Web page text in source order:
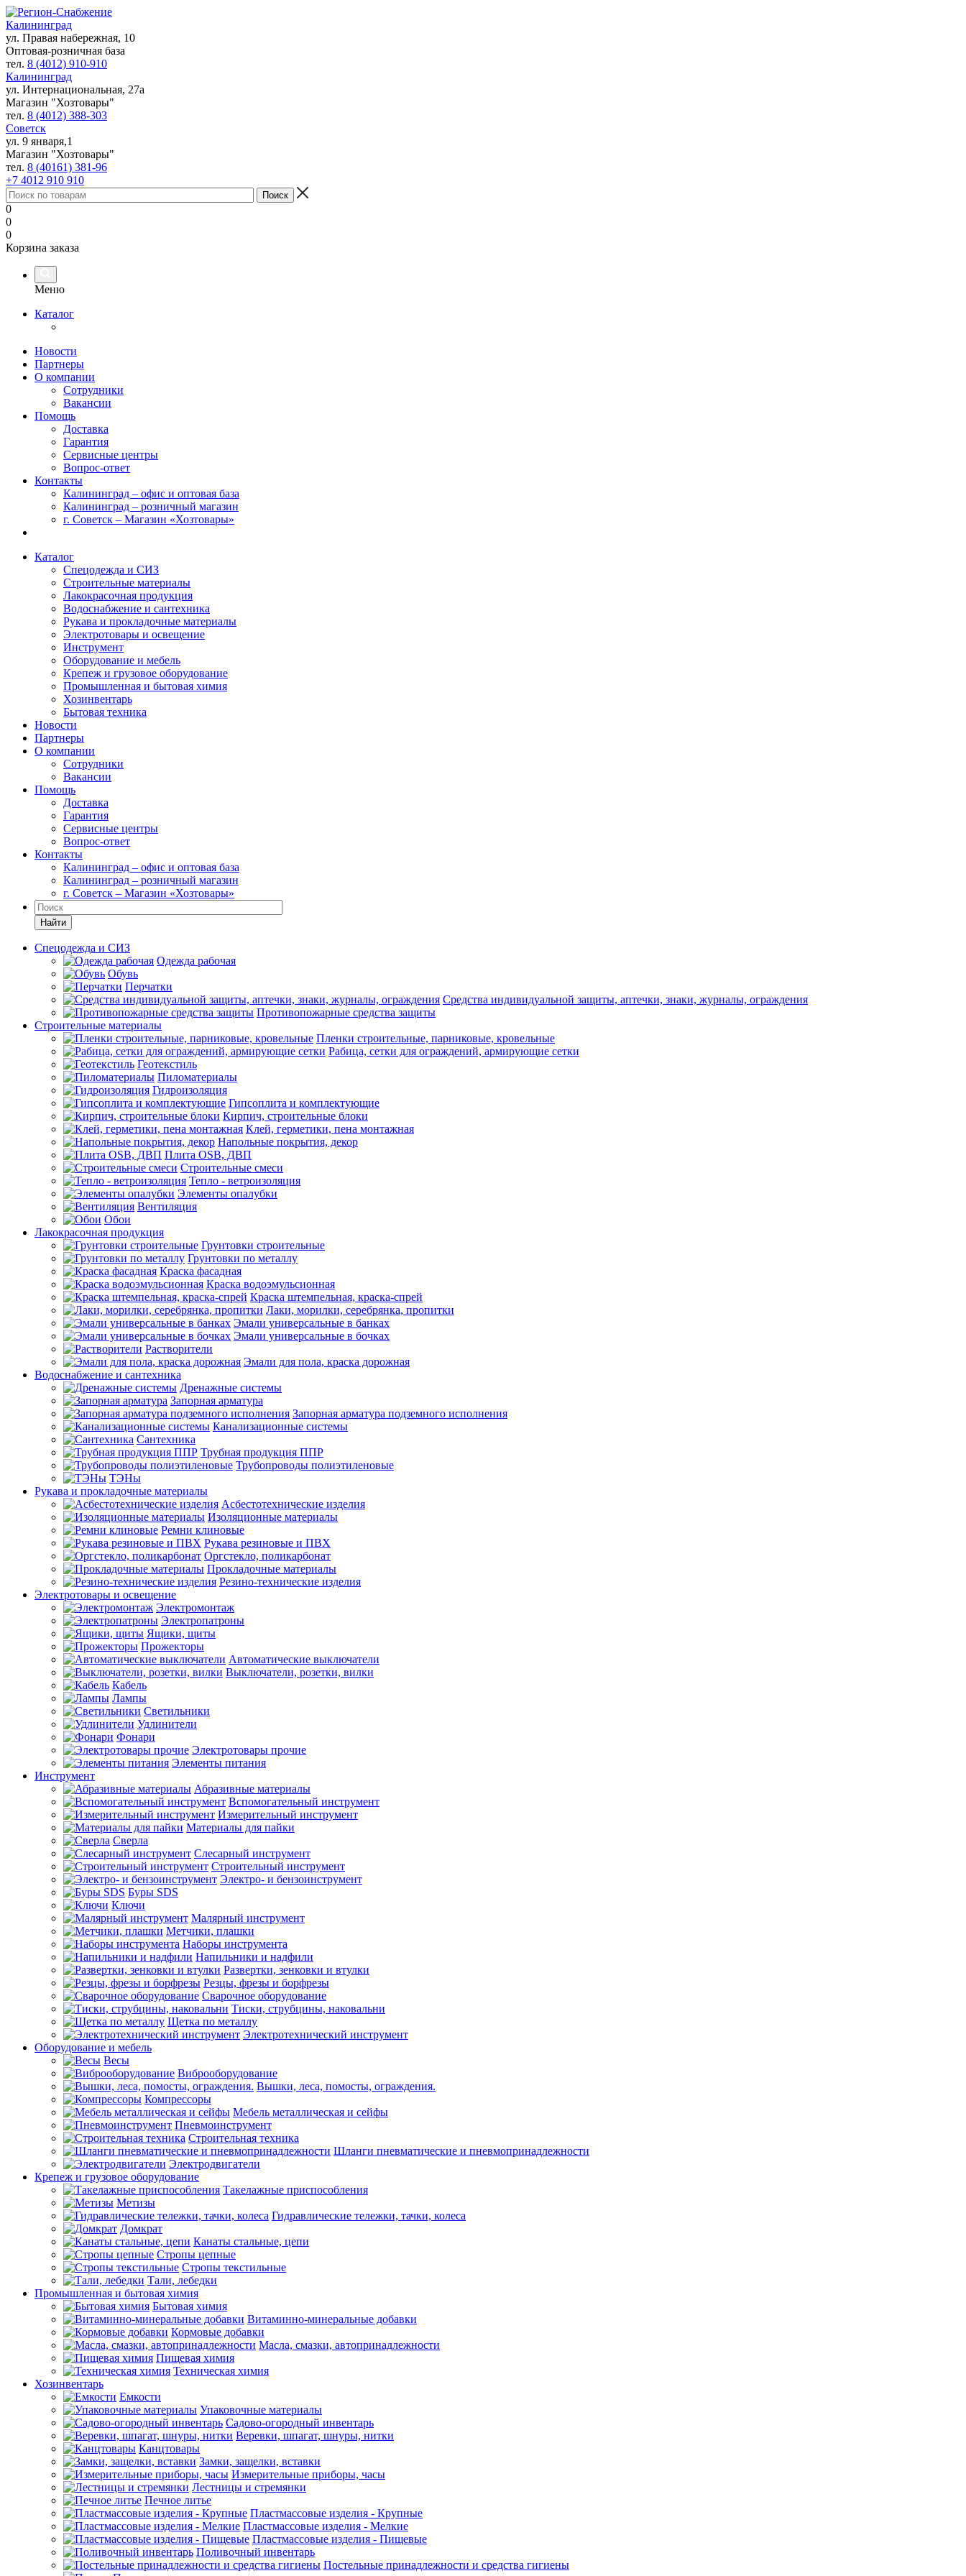
Калининград
ул. Правая набережная, 10
Оптовая-розничная база
тел. 8 (4012) 910-910
Калининград
ул. Интернациональная, 27а
Магазин "Хозтовары"
тел. 8 (4012) 388-303
Советск
ул. 9 января,1
Магазин "Хозтовары"
тел. 8 (40161) 381-96
+7 4012 910 910
0
0
0
Корзина заказа
Меню
Каталог
Новости
Партнеры
О компании
Сотрудники
Вакансии
Помощь
Доставка
Гарантия
Сервисные центры
Вопрос-ответ
Контакты
Калининград – офис и оптовая база
Калининград – розничный магазин
г. Советск – Магазин «Хозтовары»
Каталог
Спецодежда и СИЗ
Строительные материалы
Лакокрасочная продукция
Водоснабжение и сантехника
Рукава и прокладочные материалы
Электротовары и освещение
Инструмент
Оборудование и мебель
Крепеж и грузовое оборудование
Промышленная и бытовая химия
Хозинвентарь
Бытовая техника
Новости
Партнеры
О компании
Сотрудники
Вакансии
Помощь
Доставка
Гарантия
Сервисные центры
Вопрос-ответ
Контакты
Калининград – офис и оптовая база
Калининград – розничный магазин
г. Советск – Магазин «Хозтовары»
Найти
Спецодежда и СИЗ
Одежда рабочая
Обувь
Перчатки
Средства индивидуальной защиты, аптечки, знаки, журналы, ограждения
Противопожарные средства защиты
Строительные материалы
Пленки строительные, парниковые, кровельные
Рабица, сетки для ограждений, армирующие сетки
Геотекстиль
Пиломатериалы
Гидроизоляция
Гипсоплита и комплектующие
Кирпич, строительные блоки
Клей, герметики, пена монтажная
Напольные покрытия, декор
Плита OSB, ДВП
Строительные смеси
Тепло - ветроизоляция
Элементы опалубки
Вентиляция
Обои
Лакокрасочная продукция
Грунтовки строительные
Грунтовки по металлу
Краска фасадная
Краска водоэмульсионная
Краска штемпельная, краска-спрей
Лаки, морилки, серебрянка, пропитки
Эмали универсальные в банках
Эмали универсальные в бочках
Растворители
Эмали для пола, краска дорожная
Водоснабжение и сантехника
Дренажные системы
Запорная арматура
Запорная арматура подземного исполнения
Канализационные системы
Сантехника
Трубная продукция ППР
Трубопроводы полиэтиленовые
ТЭНы
Рукава и прокладочные материалы
Асбестотехнические изделия
Изоляционные материалы
Ремни клиновые
Рукава резиновые и ПВХ
Оргстекло, поликарбонат
Прокладочные материалы
Резино-технические изделия
Электротовары и освещение
Электромонтаж
Электропатроны
Ящики, щиты
Прожекторы
Автоматические выключатели
Выключатели, розетки, вилки
Кабель
Лампы
Светильники
Удлинители
Фонари
Электротовары прочие
Элементы питания
Инструмент
Абразивные материалы
Вспомогательный инструмент
Измерительный инструмент
Материалы для пайки
Сверла
Слесарный инструмент
Строительный инструмент
Электро- и бензоинструмент
Буры SDS
Ключи
Малярный инструмент
Метчики, плашки
Наборы инструмента
Напильники и надфили
Развертки, зенковки и втулки
Резцы, фрезы и борфрезы
Сварочное оборудование
Тиски, струбцины, наковальни
Щетка по металлу
Электротехнический инструмент
Оборудование и мебель
Весы
Виброоборудование
Вышки, леса, помосты, ограждения.
Компрессоры
Мебель металлическая и сейфы
Пневмоинструмент
Строительная техника
Шланги пневматические и пневмопринадлежности
Электродвигатели
Крепеж и грузовое оборудование
Такелажные приспособления
Метизы
Гидравлические тележки, тачки, колеса
Домкрат
Канаты стальные, цепи
Стропы цепные
Стропы текстильные
Тали, лебедки
Промышленная и бытовая химия
Бытовая химия
Витаминно-минеральные добавки
Кормовые добавки
Масла, смазки, автопринадлежности
Пищевая химия
Техническая химия
Хозинвентарь
Емкости
Упаковочные материалы
Садово-огородный инвентарь
Веревки, шпагат, шнуры, нитки
Канцтовары
Замки, защелки, вставки
Измерительные приборы, часы
Лестницы и стремянки
Печное литье
Пластмассовые изделия - Крупные
Пластмассовые изделия - Мелкие
Пластмассовые изделия - Пищевые
Поливочный инвентарь
Постельные принадлежности и средства гигиены